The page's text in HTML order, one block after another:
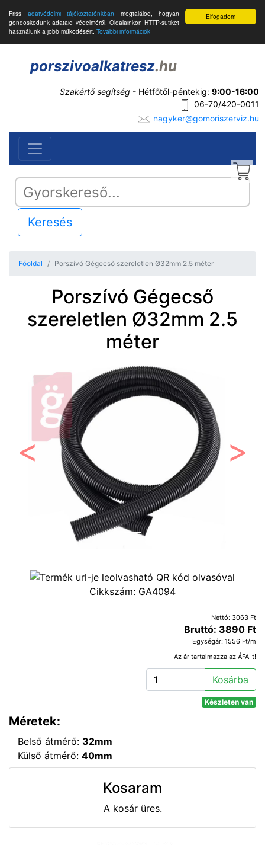
Elfogadom
Friss adatvédelmi tájékoztatónkban megtalálod, hogyan
gondoskodunk adataid védelméről. Oldalainkon HTTP-sütiket
használunk a jobb működésért. További információk
porszivoalkatresz.hu
Szakértő segítség - Hétfőtől-péntekig: 9:00-16:00
06-70/420-0011
nagyker@gomoriszerviz.hu
Keresés
Főoldal Porszívó Gégecső szereletlen Ø32mm 2.5 méter
Porszívó Gégecső
szereletlen Ø32mm 2.5
méter
Előző
Cikkszám: GA4094
Nettó: 3063 Ft
Bruttó: 3890 Ft
Egységár: 1556 Ft/m
Az ár tartalmazza az ÁFA-t!
Kosárba
Készleten van
Méretek:
Belső átmérő: 32mm
Külső átmérő: 40mm
Kosaram
A kosár üres.